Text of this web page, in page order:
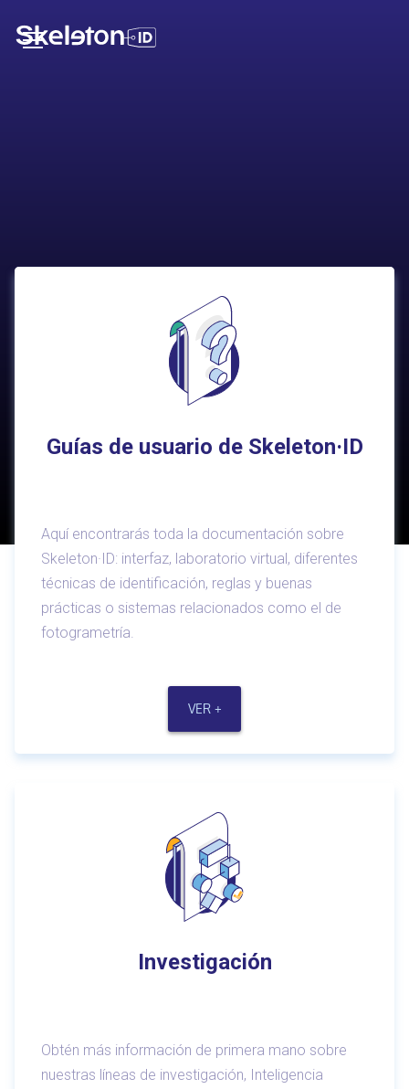
Guías de usuario de Skeleton·ID
Aquí encontrarás toda la documentación sobre
Skeleton·ID: interfaz, laboratorio virtual, diferentes
técnicas de identificación, reglas y buenas
prácticas o sistemas relacionados como el de
fotogrametría.
VER +
Investigación
Obtén más información de primera mano sobre
nuestras líneas de investigación, Inteligencia